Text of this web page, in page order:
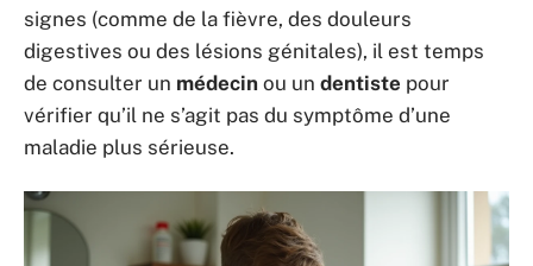
signes (comme de la fièvre, des douleurs
digestives ou des lésions génitales), il est temps
de consulter un médecin ou un dentiste pour
vérifier qu’il ne s’agit pas du symptôme d’une
maladie plus sérieuse.